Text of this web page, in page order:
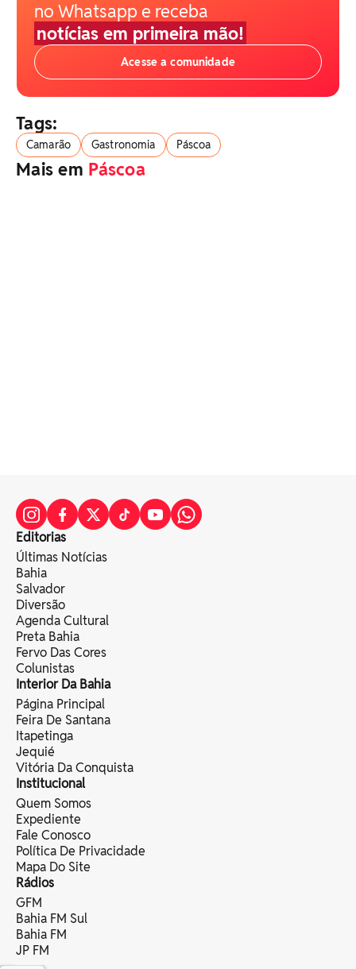
no Whatsapp e receba
notícias em primeira mão!
Acesse a comunidade
Tags:
Camarão Gastronomia Páscoa
Mais em Páscoa
Editorias
Últimas Notícias
Bahia
Salvador
Diversão
Agenda Cultural
Preta Bahia
Fervo Das Cores
Colunistas
Interior Da Bahia
Página Principal
Feira De Santana
Itapetinga
Jequié
Vitória Da Conquista
Institucional
Quem Somos
Expediente
Fale Conosco
Política De Privacidade
Mapa Do Site
Rádios
GFM
Bahia FM Sul
Bahia FM
JP FM